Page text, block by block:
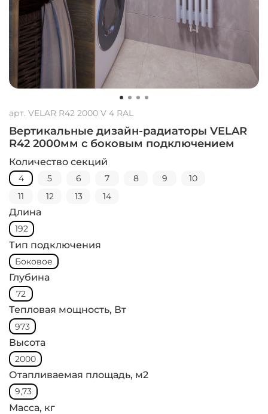
арт. VELAR R42 2000 V 4 RAL
Вертикальные дизайн-радиаторы VELAR
R42 2000мм с боковым подключением
Количество секций
4 5 6 7 8 9
10
11
12 13 14
Длина
192
Тип подключения
Боковое
Глубина
72
Тепловая мощность, Вт
973
Высота
2000
Отапливаемая площадь, м2
9,73
Масса, кг